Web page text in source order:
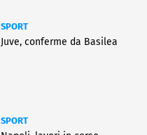
SPORT
Juve, conferme da Basilea
SPORT